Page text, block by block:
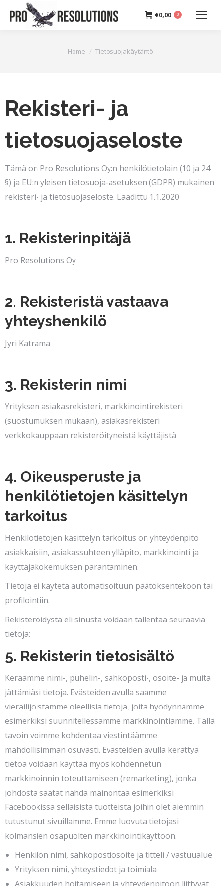
€0,00 0
You are here:
Home Tietosuojakäytäntö
Rekisteri- ja
tietosuojaseloste
Tämä on Pro Resolutions Oy:n henkilötietolain (10 ja 24
§) ja EU:n yleisen tietosuoja-asetuksen (GDPR) mukainen
rekisteri- ja tietosuojaseloste. Laadittu 1.1.2020
1. Rekisterinpitäjä
Pro Resolutions Oy
2. Rekisteristä vastaava
yhteyshenkilö
Jyri Katrama
3. Rekisterin nimi
Yrityksen asiakasrekisteri, markkinointirekisteri
(suostumuksen mukaan), asiakasrekisteri
verkkokauppaan rekisteröityneistä käyttäjistä
4. Oikeusperuste ja
henkilötietojen käsittelyn
tarkoitus
Henkilötietojen käsittelyn tarkoitus on yhteydenpito
asiakkaisiin, asiakassuhteen ylläpito, markkinointi ja
käyttäjäkokemuksen parantaminen.
Tietoja ei käytetä automatisoituun päätöksentekoon tai
profilointiin.
Rekisteröidystä eli sinusta voidaan tallentaa seuraavia
tietoja:
5. Rekisterin tietosisältö
Keräämme nimi-, puhelin-, sähköposti-, osoite- ja muita
jättämiäsi tietoja. Evästeiden avulla saamme
vierailijoistamme oleellisia tietoja, joita hyödynnämme
esimerkiksi suunnitellessamme markkinointiamme. Tällä
tavoin voimme kohdentaa viestintäämme
mahdollisimman osuvasti. Evästeiden avulla kerättyä
tietoa voidaan käyttää myös kohdennetun
markkinoinnin toteuttamiseen (remarketing), jonka
johdosta saatat nähdä mainontaa esimerkiksi
Facebookissa sellaisista tuotteista joihin olet aiemmin
tutustunut sivuillamme. Emme luovuta tietojasi
kolmansien osapuolten markkinointikäyttöön.
Henkilön nimi, sähköpostiosoite ja titteli / vastuualue
Yrityksen nimi, yhteystiedot ja toimiala
Asiakkuuden hoitamiseen ja yhteydenpitoon liittyvät